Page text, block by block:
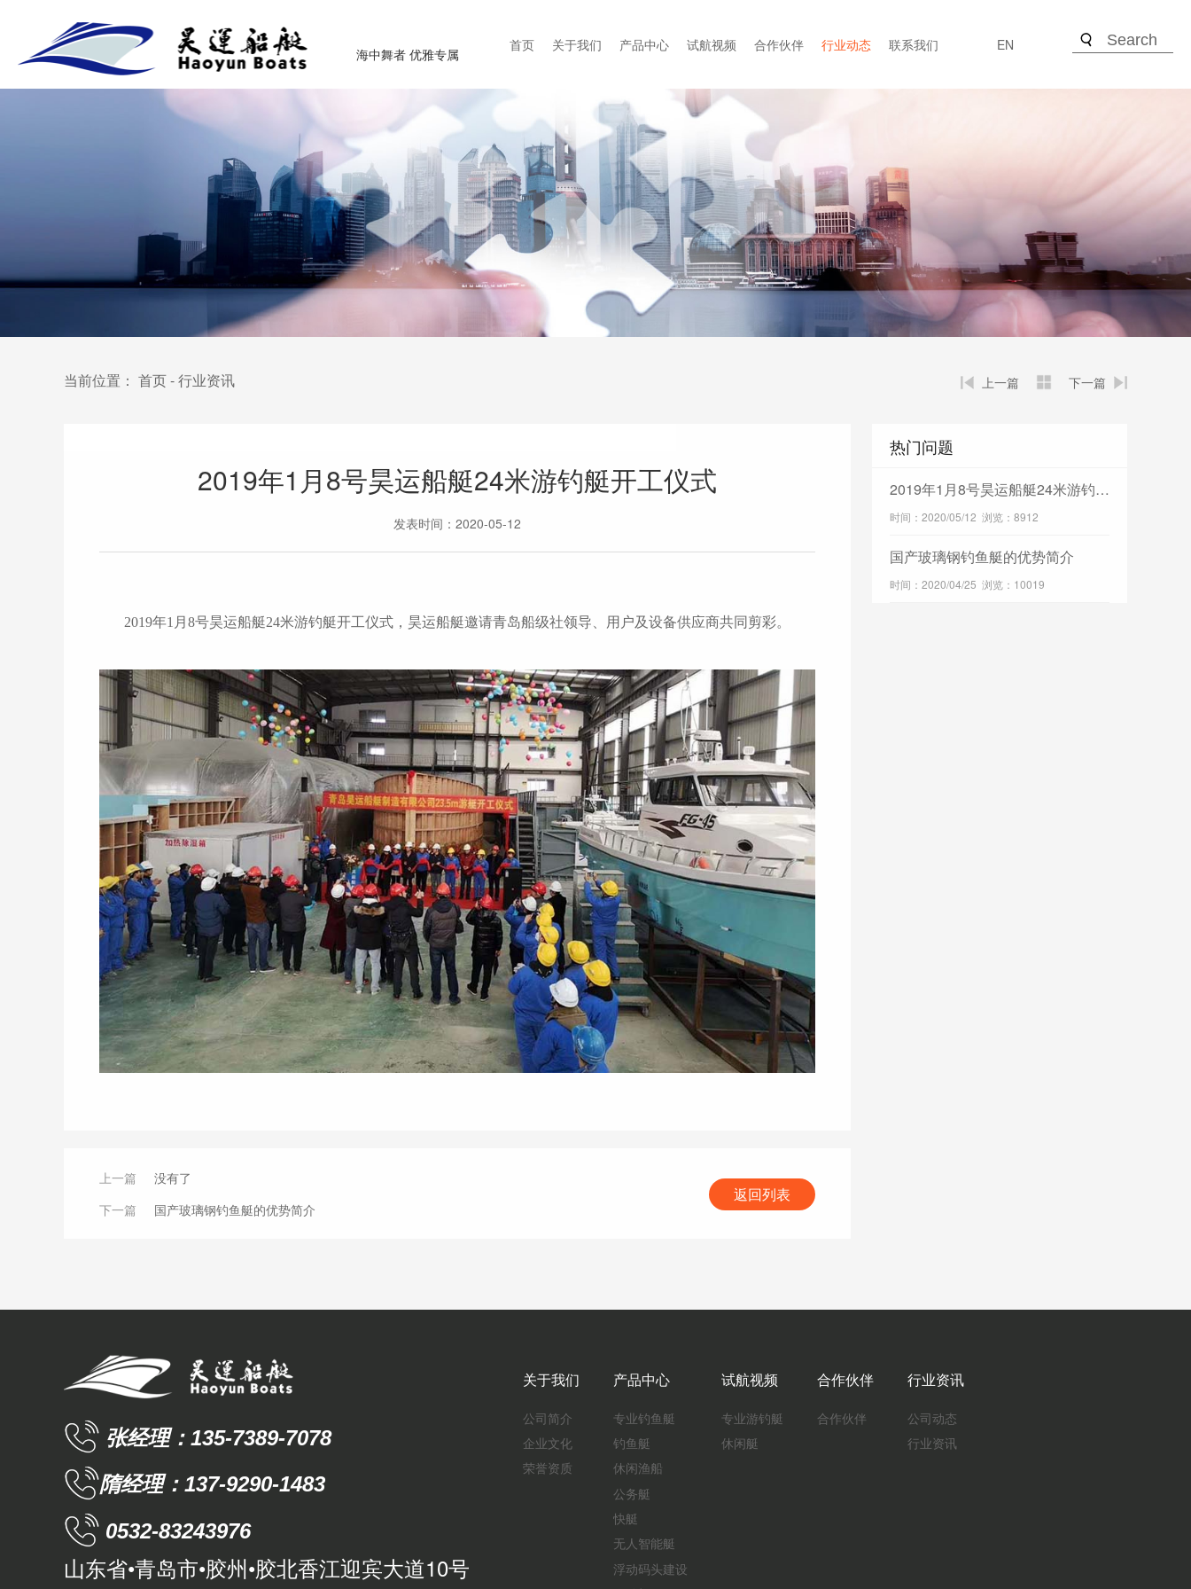
海中舞者 优雅专属
EN
首页 关于我们 产品中心 试航视频 合作伙伴 行业动态 联系我们
当前位置： 首页-行业资讯 上一篇 下一篇
2019年1月8号昊运船艇24米游钓艇开工仪式
发表时间：2020-05-12
2019年1月8号昊运船艇24米游钓艇开工仪式，昊运船艇邀请青岛船级社领导、用户及设备供应商共同剪彩。
返回列表
上一篇 没有了
下一篇 国产玻璃钢钓鱼艇的优势简介
热门问题
2019年1月8号昊运船艇24米游钓艇开工仪式
时间：2020/05/12 浏览：8912
国产玻璃钢钓鱼艇的优势简介
时间：2020/04/25 浏览：10019
张经理：135-7389-7078
隋经理：137-9290-1483
0532-83243976
山东省•青岛市•胶州•胶北香江迎宾大道10号
关于我们
公司简介
企业文化
荣誉资质
产品中心
专业钓鱼艇
钓鱼艇
休闲渔船
公务艇
快艇
无人智能艇
浮动码头建设
试航视频
专业游钓艇
休闲艇
合作伙伴
合作伙伴
行业资讯
公司动态
行业资讯